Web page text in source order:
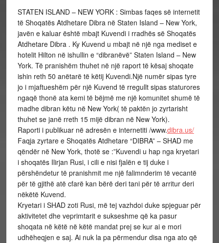
STATEN ISLAND – NEW YORK : Simbas faqes së internetit
të Shoqatës Atdhetare Dibra në Staten Island – New York,
javën e kaluar është mbajt Kuvendi i rradhës së Shoqatës
Atdhetare Dibra . Ky Kuvend u mbajt në një nga mediset e
hotelit Hilton në ishullin e “dibranëvë” Staten Island – New
York. Të pranishëm thuhet në një raport të kësaj shoqate
ishin reth 50 anëtarë të këtij Kuvendi.Një numër sipas tyre
jo i mjaftueshëm për një Kuvend të rregullt sipas staturores
ngaqë thonë ata kemi të bëjmë me një komunitet shumë të
madhe dibran këtu në New York( të paktën jo zyrtarisht
thuhet se janë rreth 15 mijë dibran në New York).
Raporti i publikuar në adresën e internetiti /www.dibra.us/
Faqja zyrtare e Shoqatës Atdhetare “DIBRA” – SHAD me
qëndër në New York, thotë se :”Kuvendi u hap nga kryetari
i shoqatës Ilirjan Rusi, i cili e nisi fjalën e tij duke i
përshëndetur të pranishmit me një falimnderim të vecantë
për të gjithë atë cfarë kan bërë deri tani për të arritur deri
nëkëtë Kuvend.
Kryetari i SHAD zoti Rusi, më tej vazhdoi duke spjeguar për
aktivitetet dhe veprimtarit e sukseshme që ka pasur
shoqata në këtë në këtë mandat prej se kur ai e mori
udhëheqjen e saj. Ai nuk la pa përmendur disa nga ato që